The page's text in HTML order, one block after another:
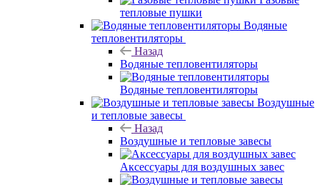
тепловые пушки
Водяные
тепловентиляторы
Назад
Водяные тепловентиляторы
Водяные тепловентиляторы
Воздушные
и тепловые завесы
Назад
Воздушные и тепловые завесы
Аксессуары для воздушных завес